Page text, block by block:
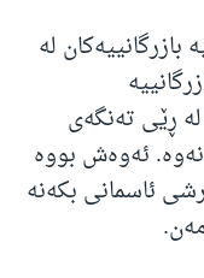
لە
ڕێی تەنگەی
ئەوەش بووە
ئاسمانی بکەنە